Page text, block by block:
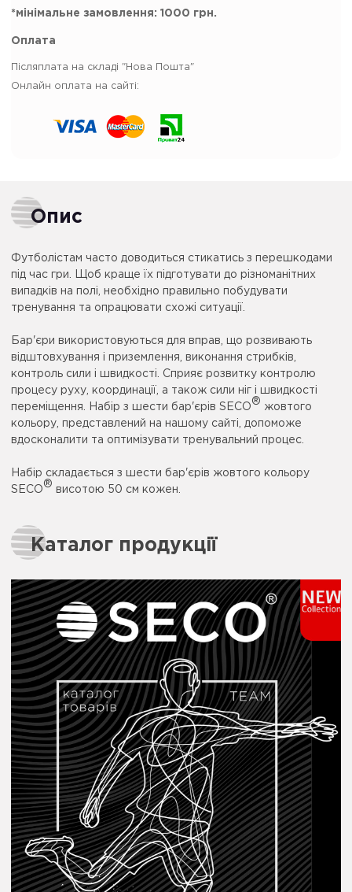
*мінімальне замовлення: 1000 грн.
Оплата
Післяплата на складі "Нова Пошта"
Онлайн оплата на сайті:
Опис
Футболістам часто доводиться стикатись з перешкодами
під час гри. Щоб краще їх підготувати до різноманітних
випадків на полі, необхідно правильно побудувати
тренування та опрацювати схожі ситуації.
Бар'єри використовуються для вправ, що розвивають
відштовхування і приземлення, виконання стрибків,
контроль сили і швидкості. Сприяє розвитку контролю
процесу руху, координації, а також сили ніг і швидкості
переміщення. Набір з шести бар'єрів SECO
®
жовтого
кольору, представлений на нашому сайті, допоможе
вдосконалити та оптимізувати тренувальний процес.
Набір складається з шести бар'єрів жовтого кольору
SECO
®
висотою 50 см кожен.
Каталог продукції